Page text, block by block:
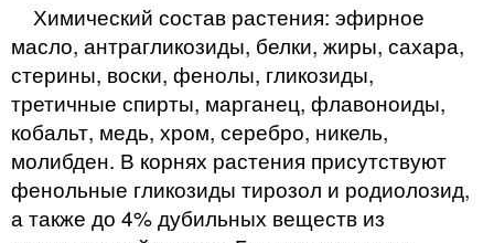
Химический состав растения: эфирное
масло, антрагликозиды, белки, жиры, сахара,
стерины, воски, фенолы, гликозиды,
третичные спирты, марганец, флавоноиды,
кобальт, медь, хром, серебро, никель,
молибден. В корнях растения присутствуют
фенольные гликозиды тирозол и родиолозид,
а также до 4% дубильных веществ из